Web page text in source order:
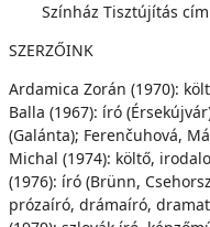
Színház Tisztújítás
SZERZŐINK
Ardamica Zorán (1970):
Balla (1967): író
(Galánta); Ferenčuhová,
Michal (1974): költő,
(1976): író (Brünn,
prózaíró, drámaíró,